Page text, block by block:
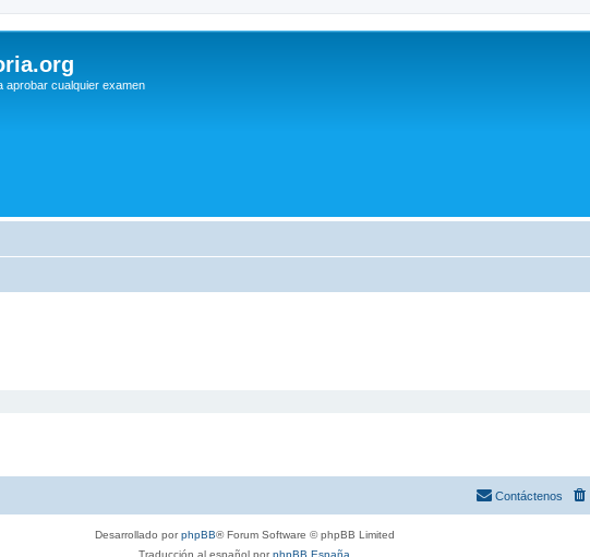
aprobar cualquier examen
Contáctenos
Desarrollado porphpBB® Forum Software © phpBB Limited
Traducción al español porphpBB España